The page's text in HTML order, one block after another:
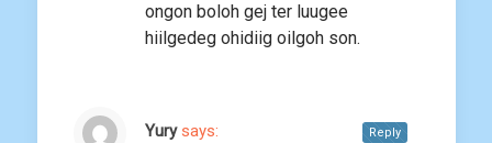
ongon boloh gej ter luugee
hiilgedeg ohidiig oilgoh son.
Yury says: Reply